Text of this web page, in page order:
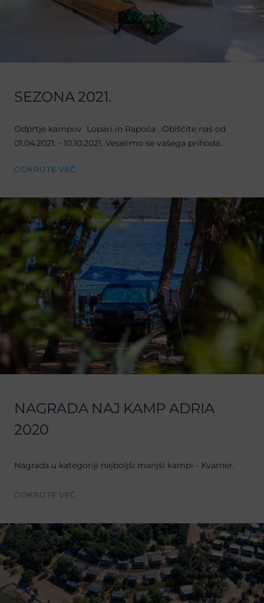
SEZONA 2021.
Odprtje kampov Lopari in Rapoća . Obiščite nas od
01.04.2021. - 10.10.2021. Veselimo se vašega prihoda.
ODKRIJTE VEČ
NAGRADA NAJ KAMP ADRIA
2020
Nagrada u kategoriji najboljši manjši kampi - Kvarner.
ODKRIJTE VEČ